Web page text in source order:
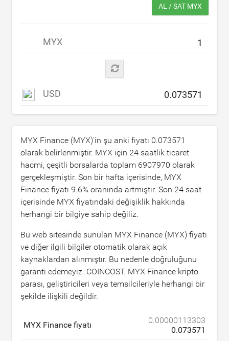
AL / SAT MYX
MYX
USD
MYX Finance (MYX)'in şu anki fiyatı 0.073571
olarak belirlenmiştir. MYX için 24 saatlik ticaret
hacmi, çeşitli borsalarda toplam 6907970 olarak
gerçekleşmiştir. Son bir hafta içerisinde, MYX
Finance fiyatı 9.6% oranında artmıştır. Son 24 saat
içerisinde MYX fiyatındaki değişiklik hakkında
herhangi bir bilgiye sahip değiliz.
Bu web sitesinde sunulan MYX Finance (MYX) fiyatı
ve diğer ilgili bilgiler otomatik olarak açık
kaynaklardan alınmıştır. Bu nedenle doğruluğunu
garanti edemeyiz. COINCOST, MYX Finance kripto
parası, geliştiricileri veya temsilcileriyle herhangi bir
şekilde ilişkili değildir.
MYX Finance fiyatı
0.00000113303
0.073571